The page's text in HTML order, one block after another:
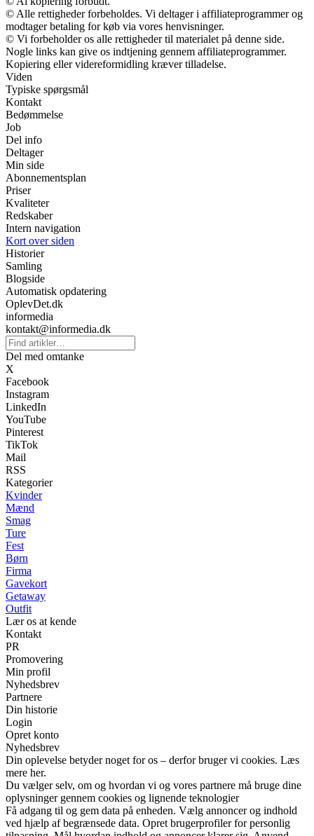
© Alle rettigheder forbeholdes. Vi deltager i affiliateprogrammer og
modtager betaling for køb via vores henvisninger.
© Vi forbeholder os alle rettigheder til materialet på denne side.
Nogle links kan give os indtjening gennem affiliateprogrammer.
Kopiering eller videreformidling kræver tilladelse.
Viden
Typiske spørgsmål
Kontakt
Bedømmelse
Job
Del info
Deltager
Min side
Abonnementsplan
Priser
Kvaliteter
Redskaber
Intern navigation
Kort over siden
Historier
Samling
Blogside
Automatisk opdatering
OplevDet.dk
informedia
kontakt@informedia.dk
Del med omtanke
X
Facebook
Instagram
LinkedIn
YouTube
Pinterest
TikTok
Mail
RSS
Kategorier
Kvinder
Mænd
Smag
Ture
Fest
Børn
Firma
Gavekort
Getaway
Outfit
Lær os at kende
Kontakt
PR
Promovering
Min profil
Nyhedsbrev
Partnere
Din historie
Login
Opret konto
Nyhedsbrev
Din oplevelse betyder noget for os – derfor bruger vi cookies. Læs
mere her.
Du vælger selv, om og hvordan vi og vores partnere må bruge dine
oplysninger gennem cookies og lignende teknologier
Få adgang til og gem data på enheden. Vælg annoncer og indhold
ved hjælp af begrænsede data. Opret brugerprofiler for personlig